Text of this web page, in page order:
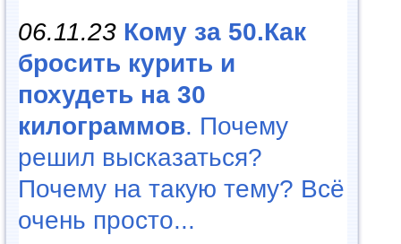
06.11.23 Кому за 50.Как
бросить курить и
похудеть на 30
килограммов. Почему
решил высказаться?
Почему на такую тему? Всё
очень просто...